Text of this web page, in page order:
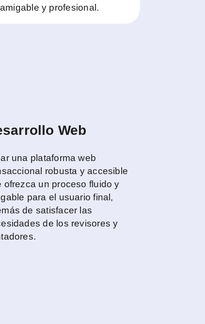
y profesional.
Web
una plataforma web
robusta y accesible
ofrezca un proceso fluido y
para el usuario final,
de satisfacer las
de los revisores y